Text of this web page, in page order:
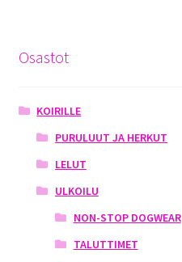
Osastot
KOIRILLE
PURULUUT JA HERKUT
LELUT
ULKOILU
NON-STOP DOGWEAR
TALUTTIMET